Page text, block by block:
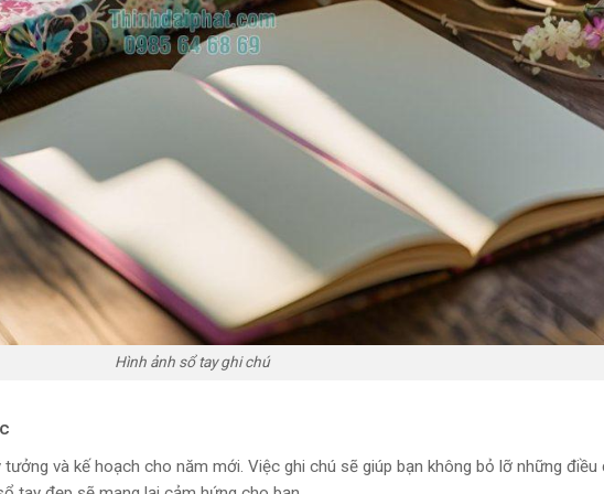
Hình ảnh sổ tay ghi chú
và kế hoạch cho năm mới. Việc ghi chú sẽ giúp bạn không bỏ lỡ những điều